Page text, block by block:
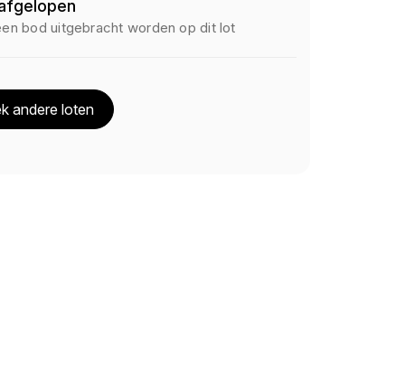
bod uitgebracht worden op dit lot
andere loten